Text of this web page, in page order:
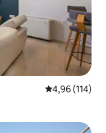
Note
4,96 (114)